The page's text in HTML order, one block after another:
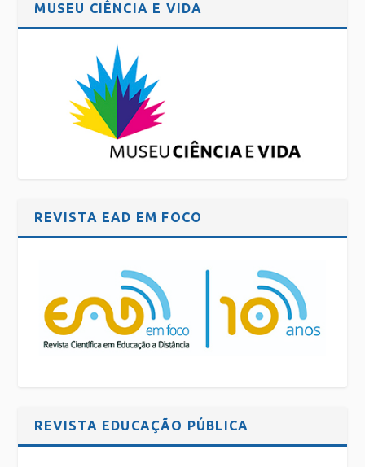
MUSEU CIÊNCIA E VIDA
REVISTA EAD EM FOCO
REVISTA EDUCAÇÃO PÚBLICA